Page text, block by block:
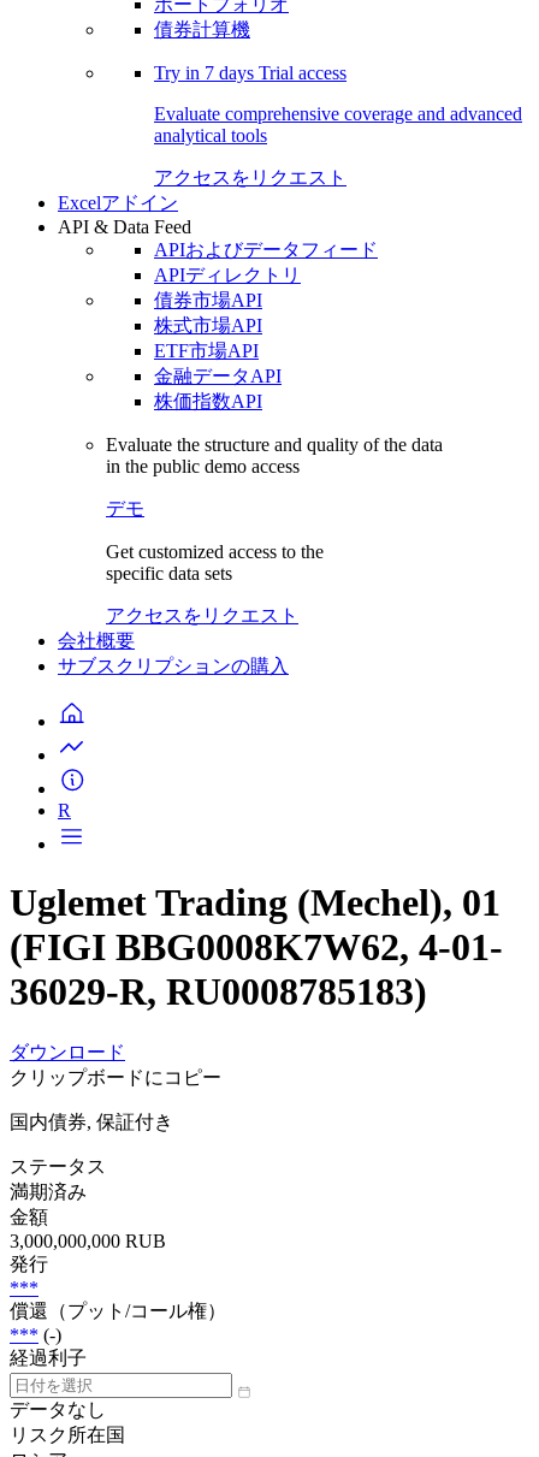
ポートフォリオ
債券計算機
Try in 7 days Trial access
Evaluate comprehensive coverage and advanced
analytical tools
アクセスをリクエスト
Excelアドイン
API & Data Feed
APIおよびデータフィード
APIディレクトリ
債券市場API
株式市場API
ETF市場API
金融データAPI
株価指数API
Evaluate the structure and quality of the data
in the public demo access
デモ
Get customized access to the
specific data sets
アクセスをリクエスト
会社概要
サブスクリプションの購入
R
Uglemet Trading (Mechel), 01
(FIGI BBG0008K7W62, 4-01-
36029-R, RU0008785183)
ダウンロード
クリップボードにコピー
国内債券, 保証付き
ステータス
満期済み
金額
3,000,000,000 RUB
発行
***
償還（プット/コール権）
*** (-)
経過利子
データなし
リスク所在国